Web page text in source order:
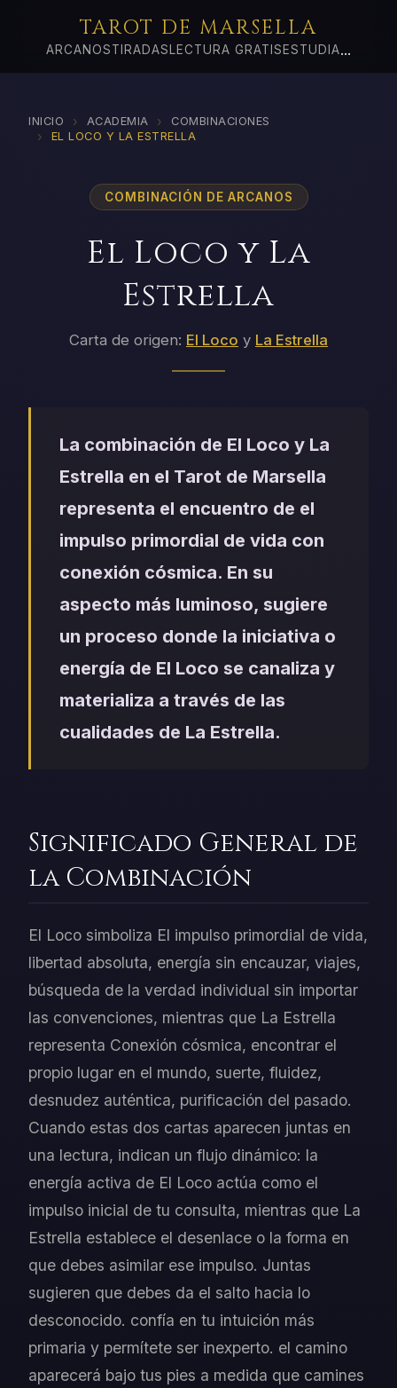
TAROT DE MARSELLA
ARCANOSTIRADAS LECTURA GRATIS ESTUDIA...
INICIO › ACADEMIA › COMBINACIONES
› EL LOCO Y LA ESTRELLA
COMBINACIÓN DE ARCANOS
El Loco y La
Estrella
Carta de origen: El Loco y La Estrella
La combinación de El Loco y La
Estrella en el Tarot de Marsella
representa el encuentro de el
impulso primordial de vida con
conexión cósmica. En su
aspecto más luminoso, sugiere
un proceso donde la iniciativa o
energía de El Loco se canaliza y
materializa a través de las
cualidades de La Estrella.
Significado General de
la Combinación
El Loco simboliza El impulso primordial de vida,
libertad absoluta, energía sin encauzar, viajes,
búsqueda de la verdad individual sin importar
las convenciones, mientras que La Estrella
representa Conexión cósmica, encontrar el
propio lugar en el mundo, suerte, fluidez,
desnudez auténtica, purificación del pasado.
Cuando estas dos cartas aparecen juntas en
una lectura, indican un flujo dinámico: la
energía activa de El Loco actúa como el
impulso inicial de tu consulta, mientras que La
Estrella establece el desenlace o la forma en
que debes asimilar ese impulso. Juntas
sugieren que debes da el salto hacia lo
desconocido. confía en tu intuición más
primaria y permítete ser inexperto. el camino
aparecerá bajo tus pies a medida que camines